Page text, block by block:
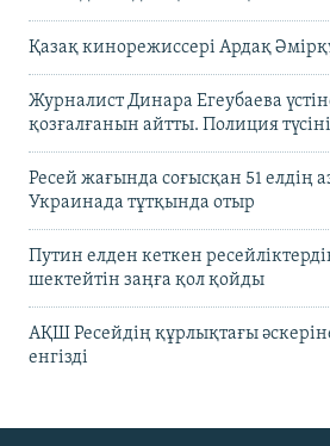
Қазақ кинорежиссері Ардақ
Журналист Динара Егеубаева
қозғалғанын айтты. Полиция
Ресей жағында соғысқан 51 елдің
Украинада тұтқында отыр
Путин елден кеткен
шектейтін заңға қол қойды
АҚШ Ресейдің құрлықтағы
енгізді